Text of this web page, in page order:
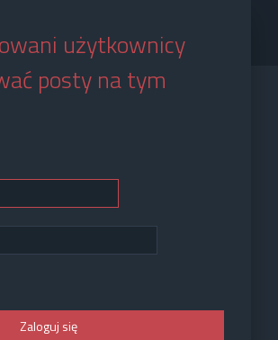
użytkownicy
posty na tym